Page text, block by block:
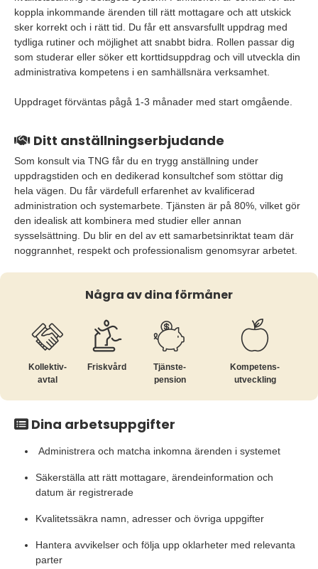
koppla inkommande ärenden till rätt mottagare och att utskick
sker korrekt och i rätt tid. Du får ett ansvarsfullt uppdrag med
tydliga rutiner och möjlighet att snabbt bidra. Rollen passar dig
som studerar eller söker ett korttidsuppdrag och vill utveckla din
administrativa kompetens i en samhällsnära verksamhet.
Uppdraget förväntas pågå 1-3 månader med start omgående.
Ditt anställningserbjudande
Som konsult via TNG får du en trygg anställning under
uppdragstiden och en dedikerad konsultchef som stöttar dig
hela vägen. Du får värdefull erfarenhet av kvalificerad
administration och systemarbete. Tjänsten är på 80%, vilket gör
den idealisk att kombinera med studier eller annan
sysselsättning. Du blir en del av ett samarbetsinriktat team där
noggrannhet, respekt och professionalism genomsyrar arbetet.
Några av dina förmåner
Kollektiv­
avtal
Friskvård
Tjänste­
pension
Kompetens­
utveckling
Dina arbetsuppgifter
Administrera och matcha inkomna ärenden i systemet
Säkerställa att rätt mottagare, ärendeinformation och
datum är registrerade
Kvalitetssäkra namn, adresser och övriga uppgifter
Hantera avvikelser och följa upp oklarheter med relevanta
parter